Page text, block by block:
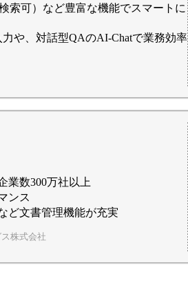
索可）など豊富な機能でスマートに
や、対話型QAのAI-Chatで業務効率
数300万社以上
ンス
ど文書管理機能が充実
株式会社